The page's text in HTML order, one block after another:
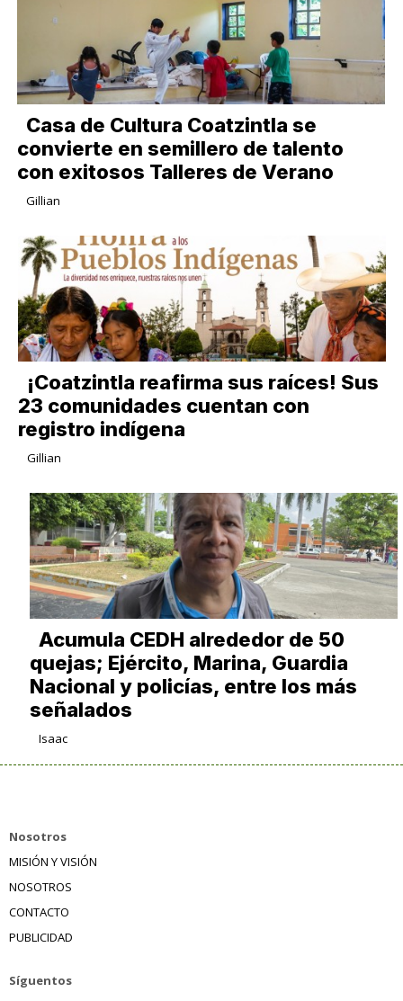
Casa de Cultura Coatzintla se
convierte en semillero de talento
con exitosos Talleres de Verano
Gillian
¡Coatzintla reafirma sus raíces! Sus
23 comunidades cuentan con
registro indígena
Gillian
Acumula CEDH alrededor de 50
quejas; Ejército, Marina, Guardia
Nacional y policías, entre los más
señalados
Isaac
Nosotros
MISIÓN Y VISIÓN
NOSOTROS
CONTACTO
PUBLICIDAD
Síguentos